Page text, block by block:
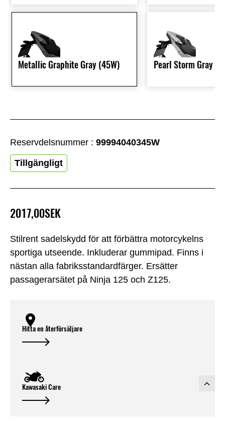
Stilrent sadelskydd för att förbättra motorcykelns
sportiga utseende. Inkluderar gummipad. Finns i
nästan alla fabriksstandardfärger. Ersätter
passagerarsätet på Ninja 125 och Z125.
2017,00SEK
Reservdelsnummer : 99994040345W
Tillgängligt
Metallic Graphite Gray (45W) Pearl Storm Gray
Hitta en återförsäljare
Kawasaki Care